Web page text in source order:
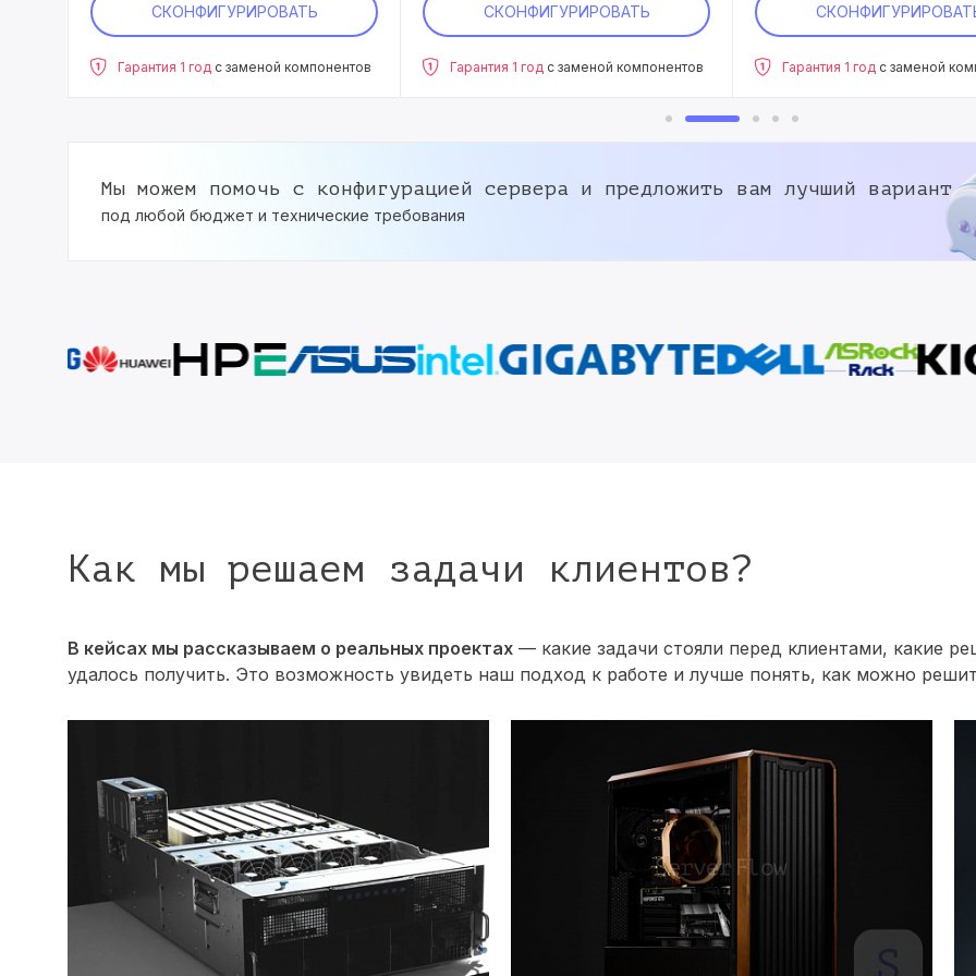
СКОНФИГУРИРОВАТЬ
Гарантия 1 год с заменой компонентов
СКОНФИГУРИРОВАТЬ
Гарантия 1 год с заменой компонентов Гарантия 1 год с заменой
Мы можем помочь с конфигурацией сервера и предложить вам лучший вариант
под любой бюджет и технические требования
Как мы решаем задачи клиентов?
В кейсах мы рассказываем о реальных проектах — какие задачи стояли перед клиентами, какие
удалось получить. Это возможность увидеть наш подход к работе и лучше понять, как можно